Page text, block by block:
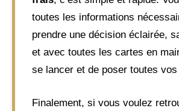
toutes les informations
prendre une décision éclairée,
et avec toutes les cartes en
se lancer et de poser toutes
Finalement, si vous voulez